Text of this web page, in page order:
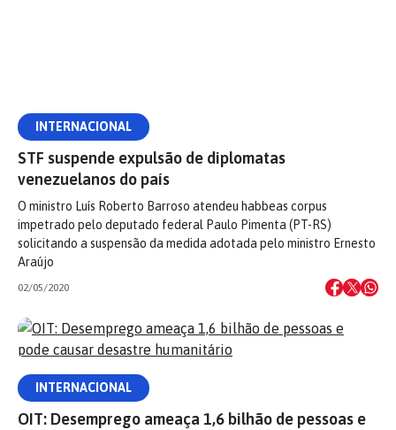
INTERNACIONAL
STF suspende expulsão de diplomatas
venezuelanos do país
O ministro Luís Roberto Barroso atendeu habbeas corpus
impetrado pelo deputado federal Paulo Pimenta (PT-RS)
solicitando a suspensão da medida adotada pelo ministro Ernesto
Araújo
02/05/2020
INTERNACIONAL
OIT: Desemprego ameaça 1,6 bilhão de pessoas e